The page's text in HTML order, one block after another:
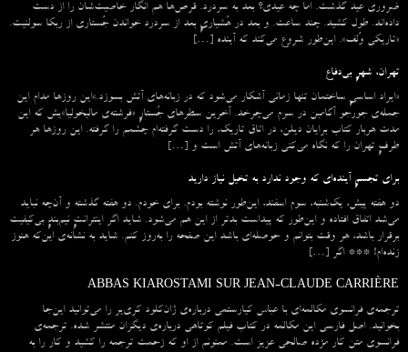
ضروری عید گذشت. اما چه عیدی؟ بعد به سردرد. قرص‌ها هم انگار خاصیت‌شان را از دست
داده‌اند. طول کشید. چند ساعت. و بعد در هُشیاریِ بعد از سردرد خواندن جُستاری از ربکا سولنیت.
«تاریکی وُلف». این‌طور شروع می‌‌کند که آینده […]
تهران، شهرِ بی‌دفاع
«ایراد اساسیِ ساختمان تنها زمانی آشکار می‌شود که در زبانه‌‌های آتش بسوزد.»این روزها مدام این
جمله‌ی جورجو آگامبن در سرم می‌چرخد. آخرین سطرهای جُستارِ «فرشته‌ی مالیخولیا»یش که این
مدت هربار کتاب برایان دیلن، در اتاق تاریک، را دست گرفته‌ام چشمم را گرفته. این روزها هر
طرفِ تهران را که نگاه می‌کنی زبانه‌های آتش است و […]
برای تجسمِ آینده‌ای که وجود ندارد به تخیل نیاز دارید
دو هفته پیش، یک‌شنبه، سوم اسفند، این‌طور نوشته بودم. برای خودم. دو هفته گذشته و آن‌چه نباید
می‌شد اتفاق افتاده و این‌طور که پیداست بدتر از این هم می‌شود. شاید اگر اینترانتِ نیم‌بندِ بی‌کیفیت
برقرار باشد، هر وقت بتوانم و حوصله‌ای باشد این صفحه را به‌روز کنم. شاید به نشانه‌ی این‌که هنوز
زنده‌ام! *** اگر […]
ABBAS KIAROSTAMI SUR JEAN-CLAUDE CARRIÈRE
ترجمه‌ی فرانسوی مکالمه‌ای با عباس کیارستمی درباره‌ی ژان‌کلود کری‌یر را می‌توانید این‌جا
بخوانید. اصل فارسی این مکالمه در کتاب فیلم کوتاهی درباره‌ی دیگران منتشر شده. ترجمه‌ی
فرانسوی متن کار مژده صالحی عزیز است. ممنونم از او که زحمت ترجمه را کشید و کار را به